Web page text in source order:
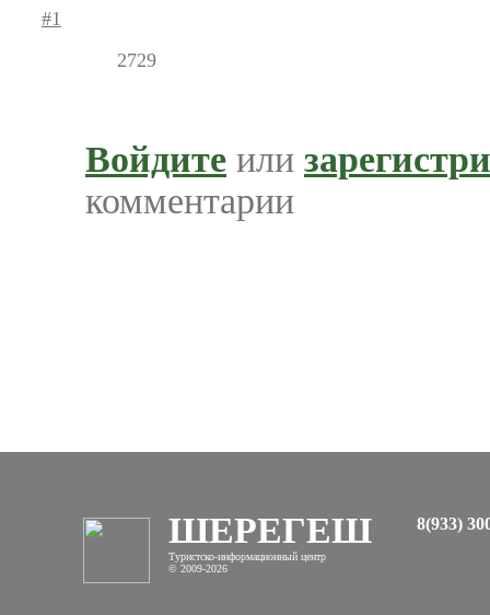
#1
2729
Войдите или
комментарии
ШЕРЕГЕШ
Туристско-информационный центр
© 2009-2026
8(933)